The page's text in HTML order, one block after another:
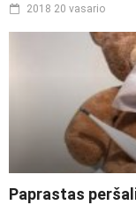
2018 20 vasario
Paprastas